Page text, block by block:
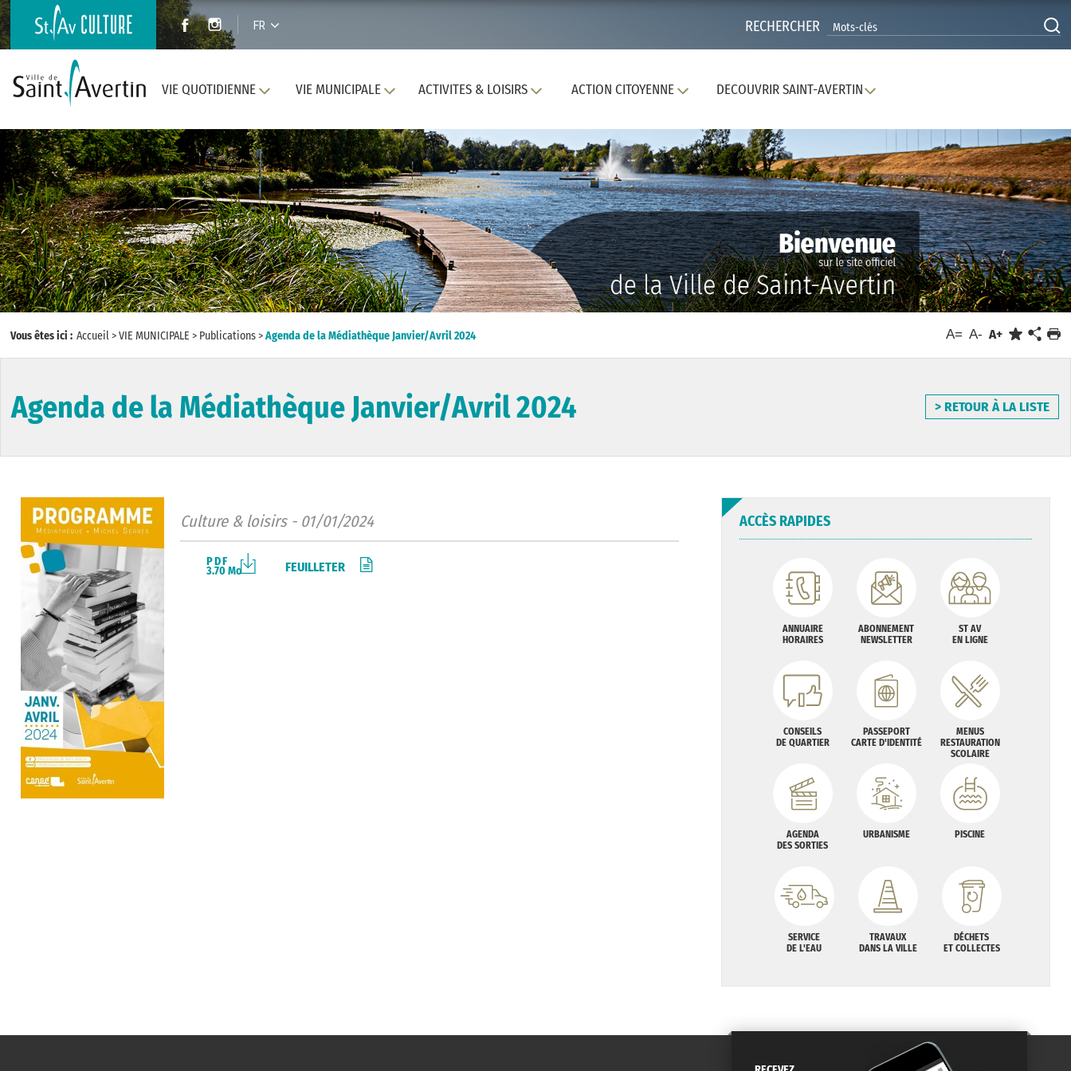
FR RECHERCHER
VIE QUOTIDIENNE VIE MUNICIPALE ACTIVITES & LOISIRS ACTION CITOYENNE DECOUVRIR SAINT-AVERTIN
Vous êtes ici : Accueil>VIE MUNICIPALE > Publications>Agenda de la Médiathèque Janvier/Avril 2024 A= A- A+
Agenda de la Médiathèque Janvier/Avril 2024 > RETOUR À LA LISTE
Culture & loisirs - 01/01/2024
PDF
3.70 Mo FEUILLETER
ACCÈS RAPIDES
ANNUAIRE
HORAIRES
ABONNEMENT
NEWSLETTER
ST AV
EN LIGNE
CONSEILS
DE QUARTIER
PASSEPORT
CARTE D'IDENTITÉ
MENUS
RESTAURATION
SCOLAIRE
AGENDA
DES SORTIES
URBANISME PISCINE
SERVICE
DE L'EAU
TRAVAUX
DANS LA VILLE
DÉCHETS
ET COLLECTES